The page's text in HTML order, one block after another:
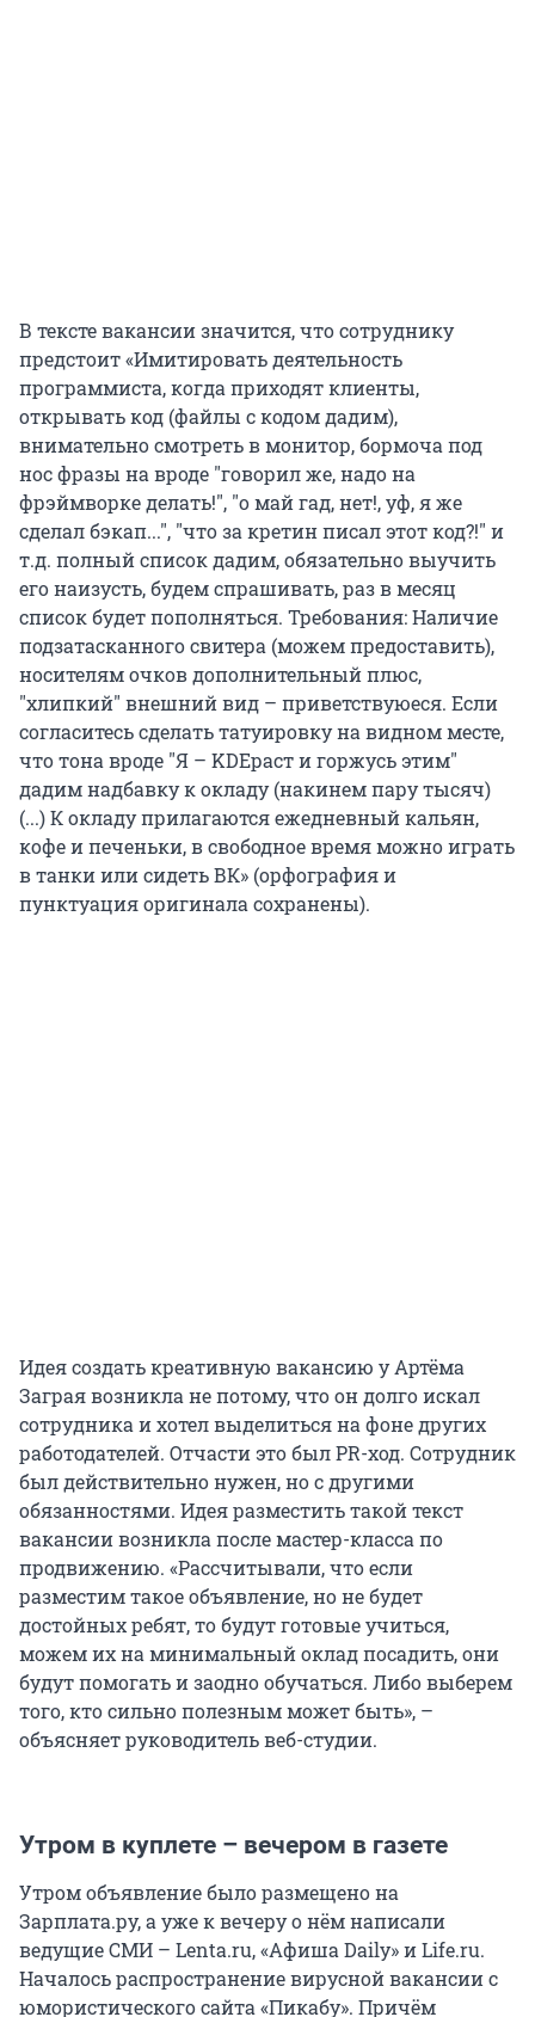
В тексте вакансии значится, что сотруднику
предстоит «Имитировать деятельность
программиста, когда приходят клиенты,
открывать код (файлы с кодом дадим),
внимательно смотреть в монитор, бормоча под
нос фразы на вроде "говорил же, надо на
фрэймворке делать!", "о май гад, нет!, уф, я же
сделал бэкап...", "что за кретин писал этот код?!" и
т.д. полный список дадим, обязательно выучить
его наизусть, будем спрашивать, раз в месяц
список будет пополняться. Требования: Наличие
подзатасканного свитера (можем предоставить),
носителям очков дополнительный плюс,
"хлипкий" внешний вид – приветствуюеся. Если
согласитесь сделать татуировку на видном месте,
что тона вроде "Я – KDEраст и горжусь этим"
дадим надбавку к окладу (накинем пару тысяч)
(...) К окладу прилагаются ежедневный кальян,
кофе и печеньки, в свободное время можно играть
в танки или сидеть ВК» (орфография и
пунктуация оригинала сохранены).
Идея создать креативную вакансию у Артёма
Заграя возникла не потому, что он долго искал
сотрудника и хотел выделиться на фоне других
работодателей. Отчасти это был PR-ход. Сотрудник
был действительно нужен, но с другими
обязанностями. Идея разместить такой текст
вакансии возникла после мастер-класса по
продвижению. «Рассчитывали, что если
разместим такое объявление, но не будет
достойных ребят, то будут готовые учиться,
можем их на минимальный оклад посадить, они
будут помогать и заодно обучаться. Либо выберем
того, кто сильно полезным может быть», –
объясняет руководитель веб-студии.
Утром в куплете – вечером в газете
Утром объявление было размещено на
Зарплата.ру, а уже к вечеру о нём написали
ведущие СМИ – Lenta.ru, «Афиша Daily» и Life.ru.
Началось распространение вирусной вакансии с
юмористического сайта «Пикабу». Причём